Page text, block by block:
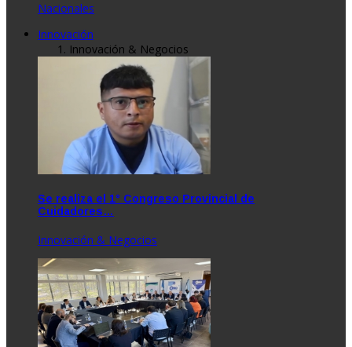
Nacionales
Innovación
Innovación & Negocios
Se realiza el 1° Congreso Provincial de
Cuidadores…
Innovación & Negocios